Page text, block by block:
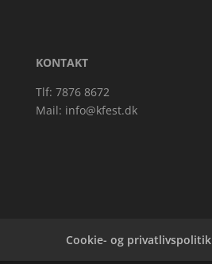
KONTAKT
Tlf: 7876 8672
Mail: info@kfest.dk
Cookie- og privatlivspolitik